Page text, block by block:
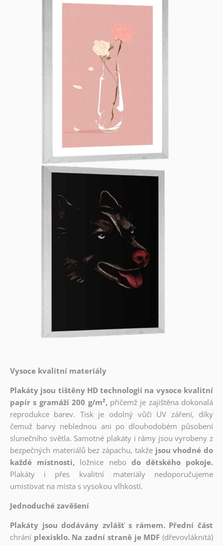
Vysoce kvalitní materiály
Plakáty jsou tištěny HD technologií na vysoce kvalitní
papír s gramáží 200 g/m², přičemž je zajištěna dokonalá
reprodukce barev. Tisk je odolný vůči UV záření, díky
čemuž barvy neblednou ani po dlouhodobém působení
slunečního světla. Samotné plakáty i rámy jsou vyrobeny z
bezpečných materiálů bez zápachu, takže jsou vhodné do
každé místnosti, ložnice nebo do dětského pokoje.
Plakáty i přes kvalitní materiály nedoporučujeme
umisťovat na místa s vysokou vlhkostí.
Jednoduché zavěšení
Plakáty jsou dodávány zvlášť s rámem. Přední část
chrání plexisklo. Na zadní straně je MDF (dřevovláknitá)